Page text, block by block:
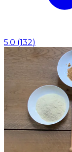
5.0 (132)